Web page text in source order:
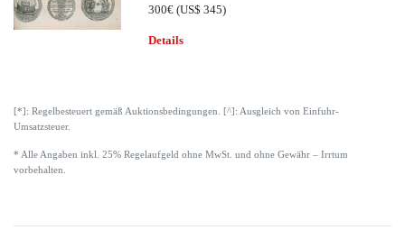
300€(US$ 345)
Details
[*]: Regelbesteuert gemäß Auktionsbedingungen. [^]: Ausgleich von Einfuhr-
Umsatzsteuer.
* Alle Angaben inkl. 25% Regelaufgeld ohne MwSt. und ohne Gewähr – Irrtum
vorbehalten.